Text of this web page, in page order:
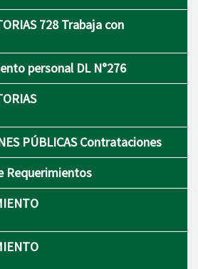
728 Trabaja con
personal DL N°276
PÚBLICAS Contrataciones
Requerimientos